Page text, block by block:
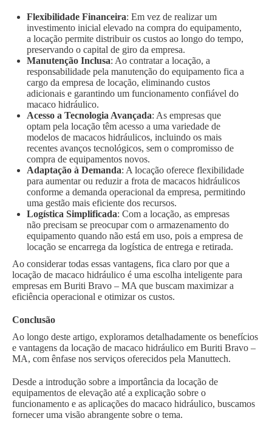
Flexibilidade Financeira: Em vez de realizar um
investimento inicial elevado na compra do equipamento,
a locação permite distribuir os custos ao longo do tempo,
preservando o capital de giro da empresa.
Manutenção Inclusa: Ao contratar a locação, a
responsabilidade pela manutenção do equipamento fica a
cargo da empresa de locação, eliminando custos
adicionais e garantindo um funcionamento confiável do
macaco hidráulico.
Acesso a Tecnologia Avançada: As empresas que
optam pela locação têm acesso a uma variedade de
modelos de macacos hidráulicos, incluindo os mais
recentes avanços tecnológicos, sem o compromisso de
compra de equipamentos novos.
Adaptação à Demanda: A locação oferece flexibilidade
para aumentar ou reduzir a frota de macacos hidráulicos
conforme a demanda operacional da empresa, permitindo
uma gestão mais eficiente dos recursos.
Logística Simplificada: Com a locação, as empresas
não precisam se preocupar com o armazenamento do
equipamento quando não está em uso, pois a empresa de
locação se encarrega da logística de entrega e retirada.
Ao considerar todas essas vantagens, fica claro por que a
locação de macaco hidráulico é uma escolha inteligente para
empresas em Buriti Bravo – MA que buscam maximizar a
eficiência operacional e otimizar os custos.
Conclusão
Ao longo deste artigo, exploramos detalhadamente os benefícios
e vantagens da locação de macaco hidráulico em Buriti Bravo –
MA, com ênfase nos serviços oferecidos pela Manuttech.
Desde a introdução sobre a importância da locação de
equipamentos de elevação até a explicação sobre o
funcionamento e as aplicações do macaco hidráulico, buscamos
fornecer uma visão abrangente sobre o tema.